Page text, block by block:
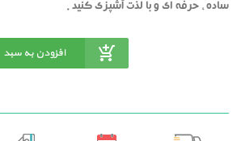
ساده ، حرفه ای و با لذت آشپزی کنید .
افزودن به سبد